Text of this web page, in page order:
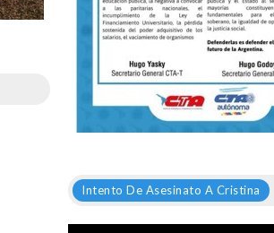
Intento De Asesinato A Cristina